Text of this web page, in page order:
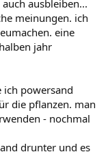
ausbleiben...
meinungen. ich
eine
jahr
ich powersand
die pflanzen. man
- nochmal
drunter und es